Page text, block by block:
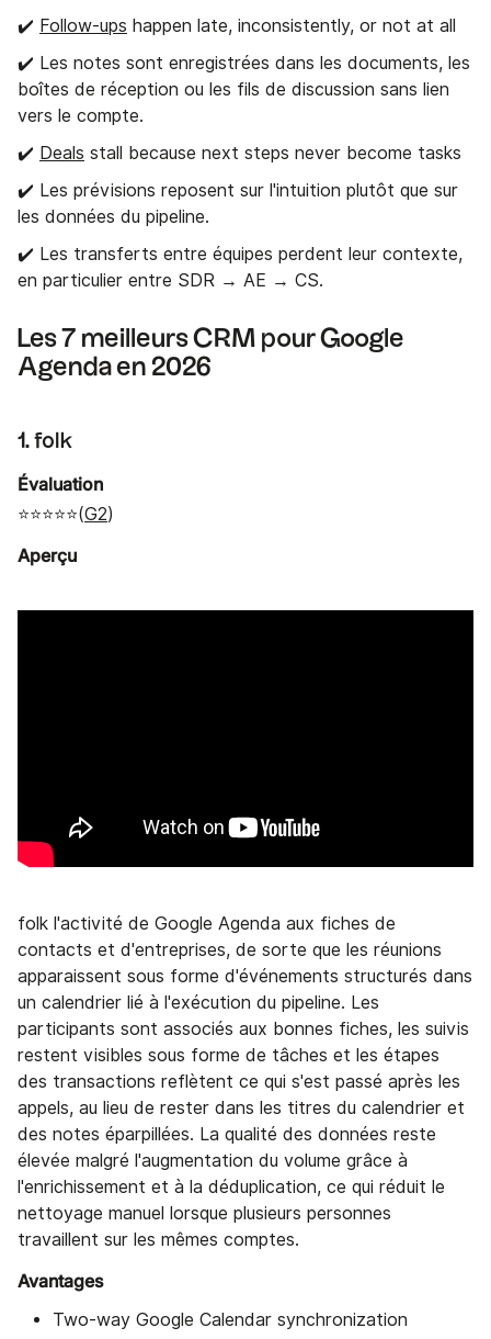
✔️ Follow-ups happen late, inconsistently, or not at all
✔️ Les notes sont enregistrées dans les documents, les
boîtes de réception ou les fils de discussion sans lien
vers le compte.
✔️ Deals stall because next steps never become tasks
✔️ Les prévisions reposent sur l'intuition plutôt que sur
les données du pipeline.
✔️ Les transferts entre équipes perdent leur contexte,
en particulier entre SDR → AE → CS.
Les 7 meilleurs CRM pour Google
Agenda en 2026
1. folk
Évaluation
⭐⭐⭐⭐⭐(G2)
Aperçu
folk l'activité de Google Agenda aux fiches de
contacts et d'entreprises, de sorte que les réunions
apparaissent sous forme d'événements structurés dans
un calendrier lié à l'exécution du pipeline. Les
participants sont associés aux bonnes fiches, les suivis
restent visibles sous forme de tâches et les étapes
des transactions reflètent ce qui s'est passé après les
appels, au lieu de rester dans les titres du calendrier et
des notes éparpillées. La qualité des données reste
élevée malgré l'augmentation du volume grâce à
l'enrichissement et à la déduplication, ce qui réduit le
nettoyage manuel lorsque plusieurs personnes
travaillent sur les mêmes comptes.
Avantages
Two-way Google Calendar synchronization